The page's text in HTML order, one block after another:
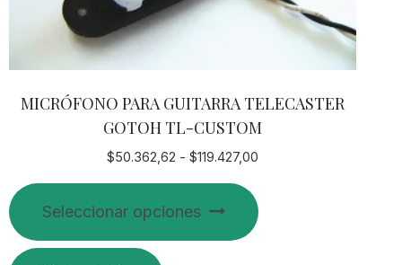
MICRÓFONO PARA GUITARRA TELECASTER
GOTOH TL-CUSTOM
$50.362,62 - $119.427,00Rango
desde
Seleccionar opciones
producto